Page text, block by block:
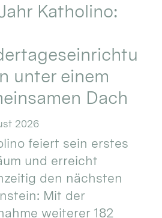
Katholino:
unter einem
Dach
2026
feiert sein erstes
und erreicht
den nächsten
Mit der
weiterer 182